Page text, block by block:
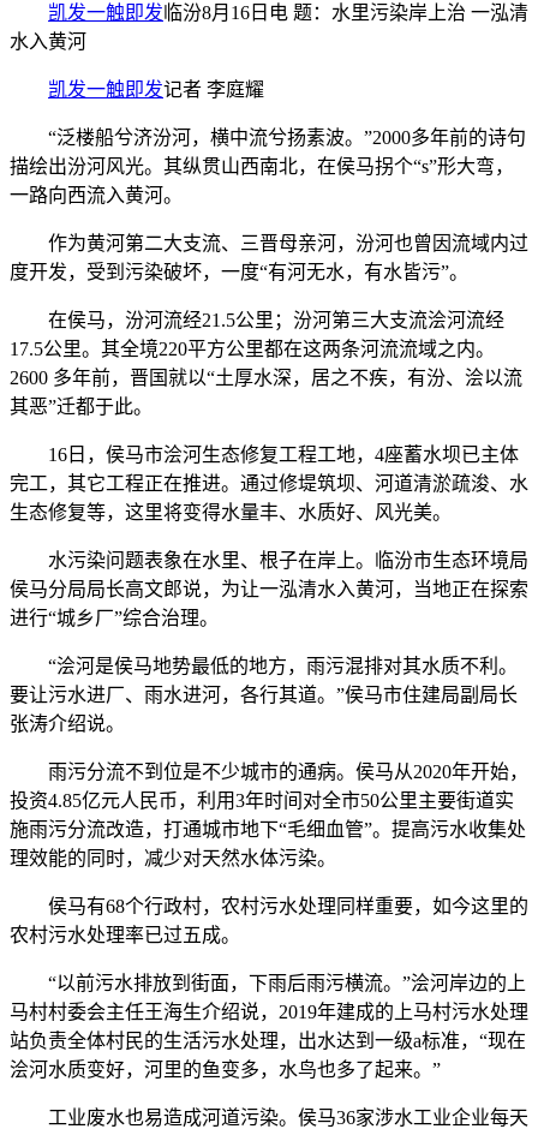
凯发一触即发 临汾8月16日电 题：水里污染岸上治 一泓清
水入黄河
凯发一触即发记者 李庭耀
“泛楼船兮济汾河，横中流兮扬素波。”2000多年前的诗句
描绘出汾河风光。其纵贯山西南北，在侯马拐个“s”形大弯，
一路向西流入黄河。
作为黄河第二大支流、三晋母亲河，汾河也曾因流域内过
度开发，受到污染破坏，一度“有河无水，有水皆污”。
在侯马，汾河流经21.5公里；汾河第三大支流浍河流经
17.5公里。其全境220平方公里都在这两条河流流域之内。
2600 多年前，晋国就以“土厚水深，居之不疾，有汾、浍以流
其恶”迁都于此。
16日，侯马市浍河生态修复工程工地，4座蓄水坝已主体
完工，其它工程正在推进。通过修堤筑坝、河道清淤疏浚、水
生态修复等，这里将变得水量丰、水质好、风光美。
水污染问题表象在水里、根子在岸上。临汾市生态环境局
侯马分局局长高文郎说，为让一泓清水入黄河，当地正在探索
进行“城乡厂”综合治理。
“浍河是侯马地势最低的地方，雨污混排对其水质不利。
要让污水进厂、雨水进河，各行其道。”侯马市住建局副局长
张涛介绍说。
雨污分流不到位是不少城市的通病。侯马从2020年开始，
投资4.85亿元人民币，利用3年时间对全市50公里主要街道实
施雨污分流改造，打通城市地下“毛细血管”。提高污水收集处
理效能的同时，减少对天然水体污染。
侯马有68个行政村，农村污水处理同样重要，如今这里的
农村污水处理率已过五成。
“以前污水排放到街面，下雨后雨污横流。”浍河岸边的上
马村村委会主任王海生介绍说，2019年建成的上马村污水处理
站负责全体村民的生活污水处理，出水达到一级a标准，“现在
浍河水质变好，河里的鱼变多，水鸟也多了起来。”
工业废水也易造成河道污染。侯马36家涉水工业企业每天